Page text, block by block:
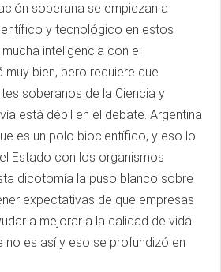
soberana se empiezan a
y tecnológico en estos
inteligencia con el
muy bien, pero requiere que
soberanos de la Ciencia y
está débil en el debate. Argentina
es un polo biocientífico, y eso lo
Estado con los organismos
dicotomía la puso blanco sobre
expectativas de que empresas
a mejorar a la calidad de vida
es así y eso se profundizó en